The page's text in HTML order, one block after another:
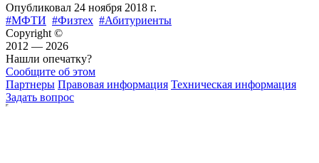
Опубликовал 24 ноября 2018 г.
#МФТИ #Физтех #Абитуриенты
Copyright ©
2012 — 2026
Нашли опечатку?
Сообщите об этом
Партнеры Правовая информация Техническая информация
Задать вопрос